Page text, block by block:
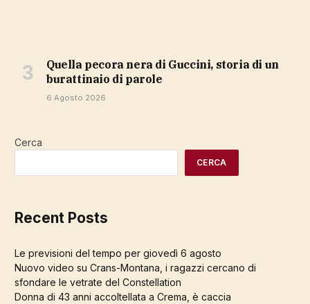
Quella pecora nera di Guccini, storia di un
burattinaio di parole
6 Agosto 2026
Cerca
CERCA
Recent Posts
Le previsioni del tempo per giovedì 6 agosto
Nuovo video su Crans-Montana, i ragazzi cercano di
sfondare le vetrate del Constellation
Donna di 43 anni accoltellata a Crema, è caccia